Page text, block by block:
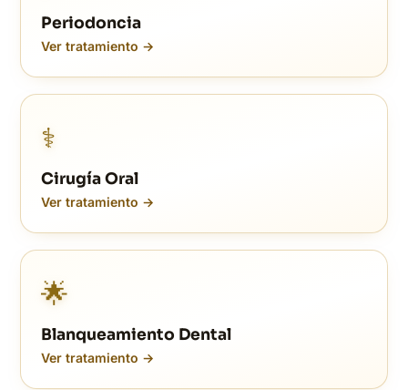
Periodoncia
Ver tratamiento →
⚕️
Cirugía Oral
Ver tratamiento →
🌟
Blanqueamiento Dental
Ver tratamiento →